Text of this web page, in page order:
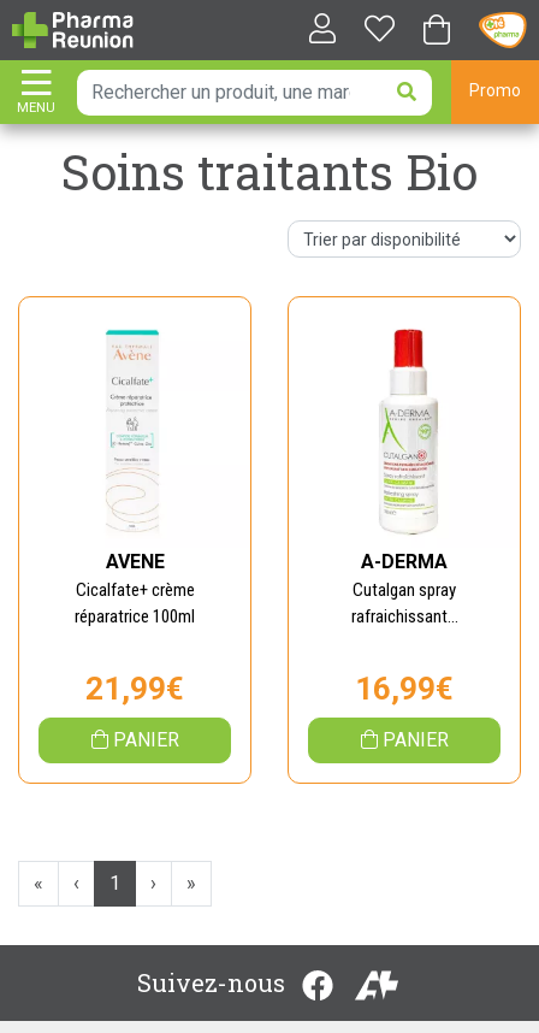
MENU
AFFICHER LA NAVIGATION
Promo
Soins traitants Bio
AVENE
Cicalfate+ crème
réparatrice 100ml
21,99€
PANIER
A-DERMA
Cutalgan spray
rafraichissant...
16,99€
PANIER
« ‹ 1 › »
Suivez-nous